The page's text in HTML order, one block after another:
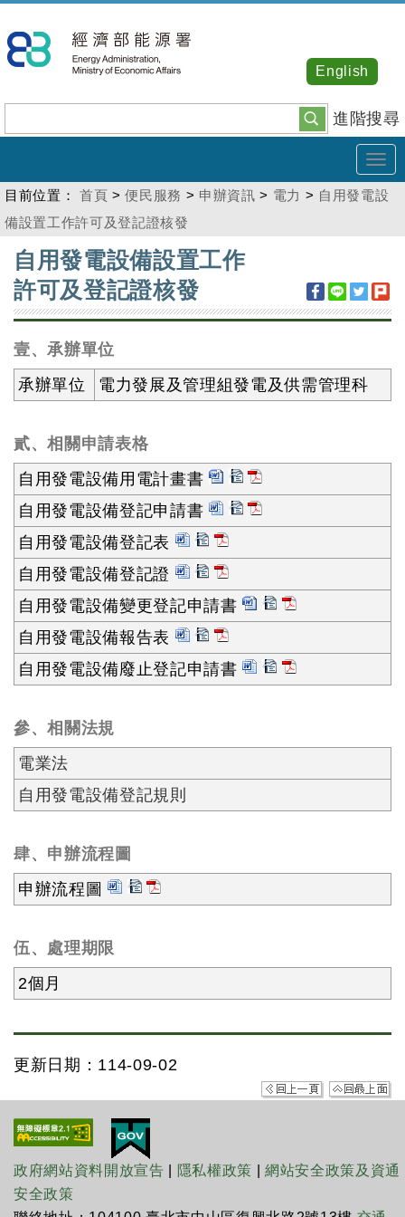
到
主
內
容
進階搜尋
English
目前位置： 首頁 >便民服務 > 申辦資訊 > 電力 > 自用發電設
備設置工作許可及登記證核發
:::
自用發電設備設置工作
許可及登記證核發
壹、承辦單位
承辦單位
電力發展及管理組發電及供需管理科
貳、相關申請表格
自用發電設備用電計畫書
自用發電設備登記申請書
自用發電設備登記表
自用發電設備登記證
自用發電設備變更登記申請書
自用發電設備報告表
自用發電設備廢止登記申請書
參、相關法規
電業法
自用發電設備登記規則
肆、申辦流程圖
申辦流程圖
伍、處理期限
2個月
更新日期：114-09-02
政府網站資料開放宣告 隱私權政策 |網站安全政策及資通
安全政策